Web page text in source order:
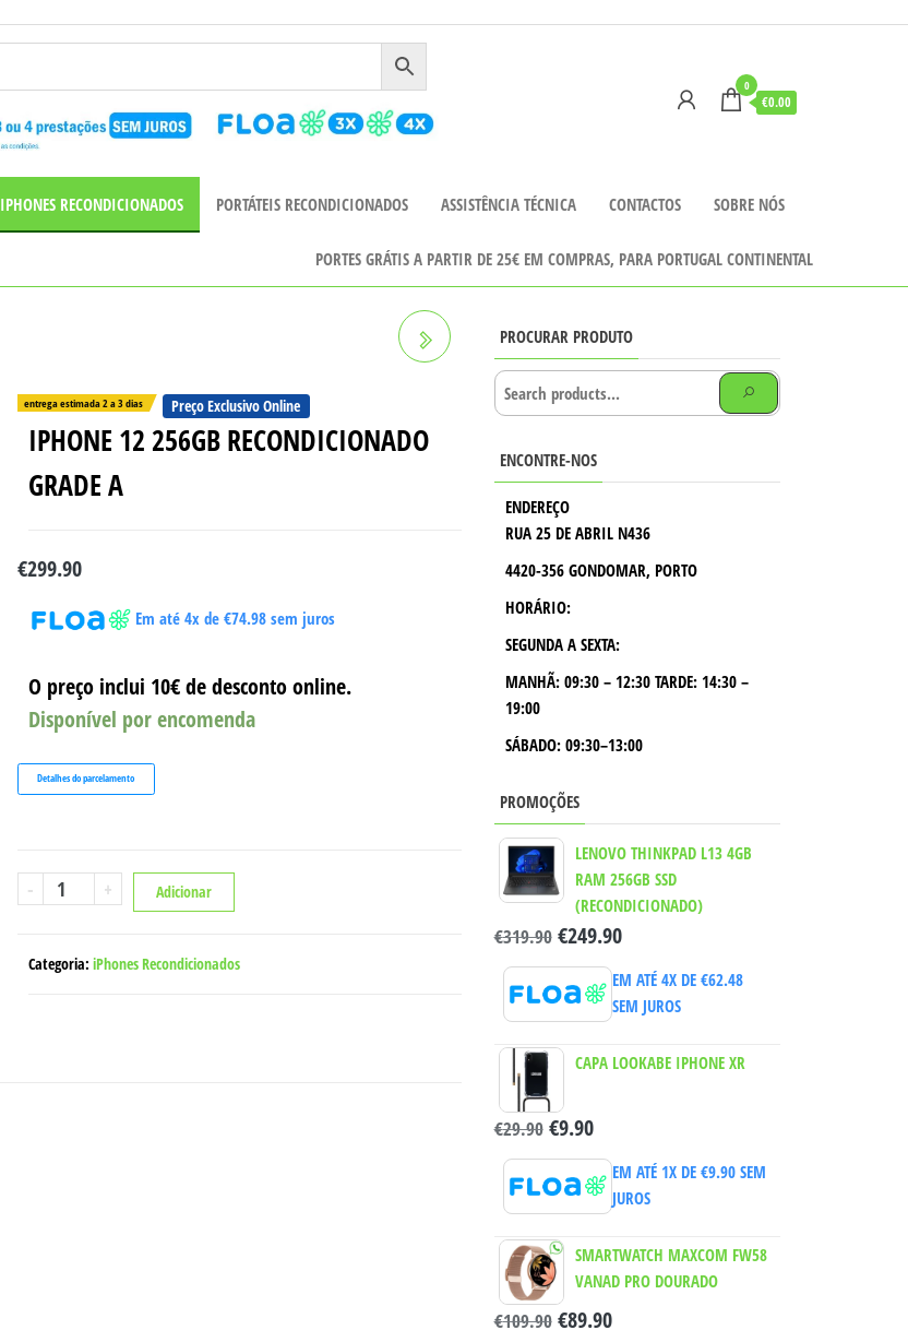
0
€0.00
IPHONES RECONDICIONADOS PORTÁTEIS RECONDICIONADOS ASSISTÊNCIA TÉCNICA CONTACTOS SOBRE NÓS
PORTES GRÁTIS A PARTIR DE 25€ EM COMPRAS, PARA PORTUGAL CONTINENTAL
RECONDICIONADO GRADE A
entrega estimada 2 a 3 dias Preço Exclusivo Online
IPHONE 12 256GB RECONDICIONADO
GRADE A
€299.90
Em até 4x de€74.98 sem juros
O preço inclui 10€ de desconto online.
Disponível por encomenda
Detalhes do parcelamento
- Quantidade
de
256GB
+ Adicionar
Categoria: iPhones Recondicionados
PROCURAR PRODUTO
ENCONTRE-NOS
ENDEREÇO
RUA 25 DE ABRIL N436
4420-356 GONDOMAR, PORTO
HORÁRIO:
SEGUNDA A SEXTA:
MANHÃ:09:30 – 12:30 TARDE:14:30 –
19:00
SÁBADO: 09:30–13:00
PROMOÇÕES
LENOVO THINKPAD L13 4GB
RAM 256GB SSD
(RECONDICIONADO)
€319.90 €249.90
EM ATÉ 4X DE €62.48
SEM JUROS
CAPA LOOKABE IPHONE XR
€29.90 €9.90
EM ATÉ 1X DE €9.90 SEM
JUROS
SMARTWATCH MAXCOM FW58
VANAD PRO DOURADO
€109.90 €89.90